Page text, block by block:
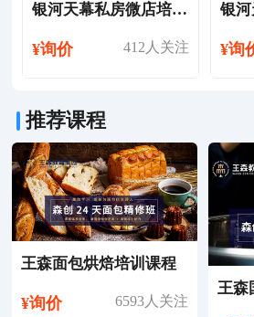
银河天幕私房微店培训班
¥询价 412人关注 ¥询
推荐课程
王森面包烘焙培训课程
¥询价 6593人关注